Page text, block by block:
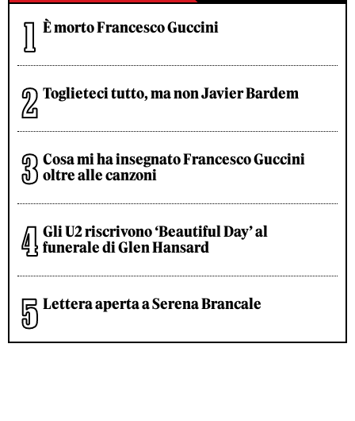
È morto Francesco Guccini
Toglieteci tutto, ma non Javier Bardem
Cosa mi ha insegnato Francesco Guccini
oltre alle canzoni
Gli U2 riscrivono ‘Beautiful Day’ al
funerale di Glen Hansard
Lettera aperta a Serena Brancale